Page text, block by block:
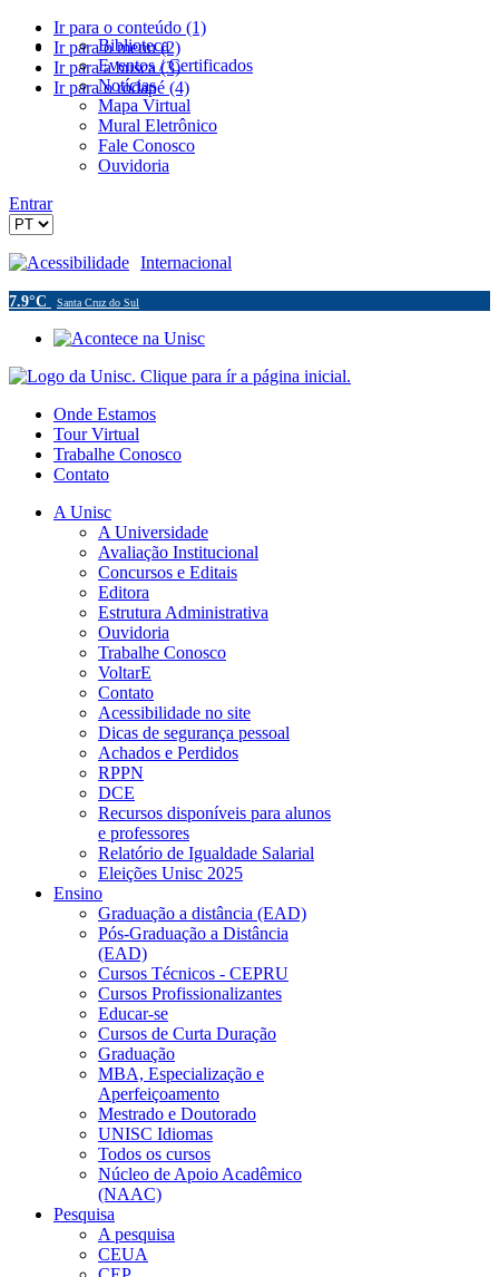
Ir para o conteúdo (1)
Ir para o menu (2)
Ir para a busca (3)
Ir para o rodapé (4)
Biblioteca
Eventos / Certificados
Notícias
Mapa Virtual
Mural Eletrônico
Fale Conosco
Ouvidoria
Entrar
Acessibilidade Internacional
7.9°C Santa Cruz do Sul
Onde Estamos
Tour Virtual
Trabalhe Conosco
Contato
A Unisc
A Universidade
Avaliação Institucional
Concursos e Editais
Editora
Estrutura Administrativa
Ouvidoria
Trabalhe Conosco
VoltarE
Contato
Acessibilidade no site
Dicas de segurança pessoal
Achados e Perdidos
RPPN
DCE
Recursos disponíveis para alunos
e professores
Relatório de Igualdade Salarial
Eleições Unisc 2025
Ensino
Graduação a distância (EAD)
Pós-Graduação a Distância
(EAD)
Cursos Técnicos - CEPRU
Cursos Profissionalizantes
Educar-se
Cursos de Curta Duração
Graduação
MBA, Especialização e
Aperfeiçoamento
Mestrado e Doutorado
UNISC Idiomas
Todos os cursos
Núcleo de Apoio Acadêmico
(NAAC)
Pesquisa
A pesquisa
CEUA